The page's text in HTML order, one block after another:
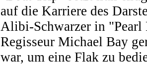
auf die Karriere des
Alibi-Schwarzer in
Regisseur Michael Bay
war, um eine Flak zu